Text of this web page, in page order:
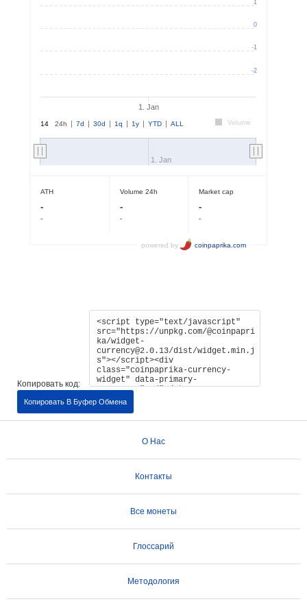
Копировать код:
Копировать В Буфер Обмена
О Нас
Контакты
Все монеты
Глоссарий
Методология